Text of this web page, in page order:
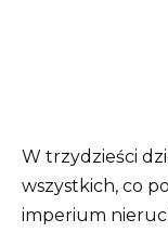
W trzydzieści
wszystkich, co
imperium